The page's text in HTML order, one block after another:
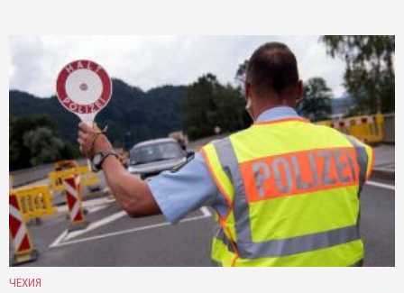
ЧЕХИЯ